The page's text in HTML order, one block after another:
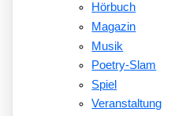
Hörbuch
Magazin
Musik
Poetry-Slam
Spiel
Veranstaltung